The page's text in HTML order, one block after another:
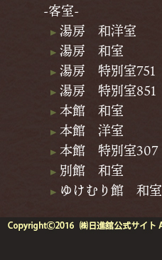
-客室-
湯房 和洋室
湯房 和室
湯房 特別室751
湯房 特別室851
本館 和室
本館 洋室
本館 特別室307
別館 和室
ゆけむり館 和室